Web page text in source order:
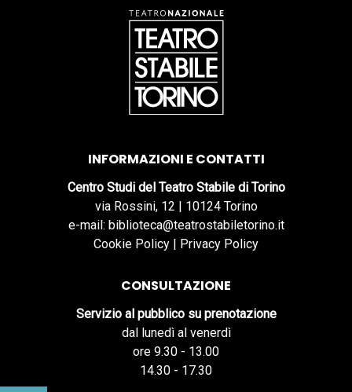
INFORMAZIONI E CONTATTI
Centro Studi del Teatro Stabile di Torino
via Rossini, 12 | 10124 Torino
e-mail: biblioteca@teatrostabiletorino.it
Cookie Policy | Privacy Policy
CONSULTAZIONE
Servizio al pubblico su prenotazione
dal lunedì al venerdì
ore 9.30 - 13.00
14.30 - 17.30